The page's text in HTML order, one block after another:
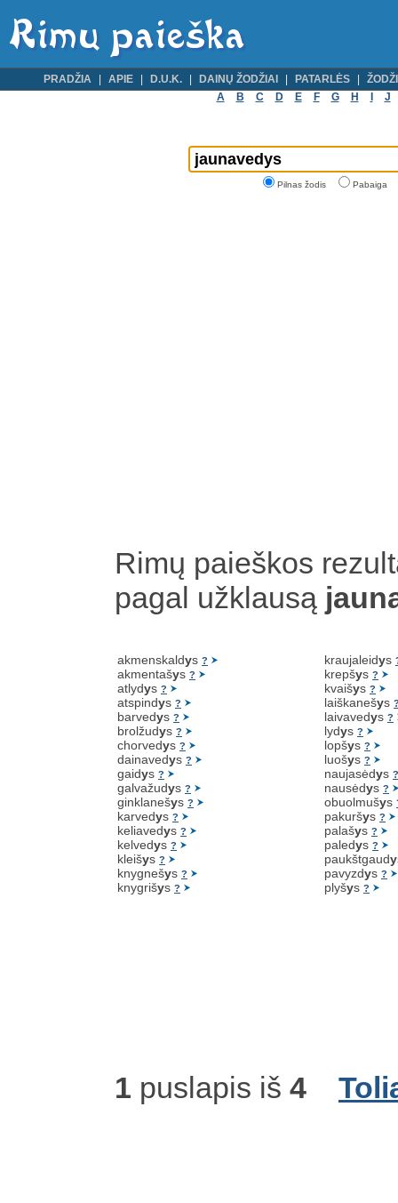
PRADŽIA APIE D.U.K. DAINŲ ŽODŽIAI PATARLĖS
A
B C D E F G H J
Pilnas žodis Pabaiga
Rimų paieškos
pagal užklausą
akmenskaldys ?
akmentašys ?
atlydys ?
atspindys ?
barvedys ?
brolžudys ?
chorvedys ?
dainavedys ?
gaidys ?
galvažudys ?
ginklanešys ?
karvedys ?
keliavedys ?
kelvedys ?
kleišys ?
knygnešys ?
knygrišys ?
kraujaleidys
krepšys ?
kvaišys ?
laiškanešys
laivavedys ?
lydys ?
lopšys ?
luošys ?
naujasėdys ?
nausėdys ?
obuolmušys
pakuršys ?
palašys ?
paledys ?
paukštgaudy
pavyzdys ?
plyšys ?
1 puslapis iš 4